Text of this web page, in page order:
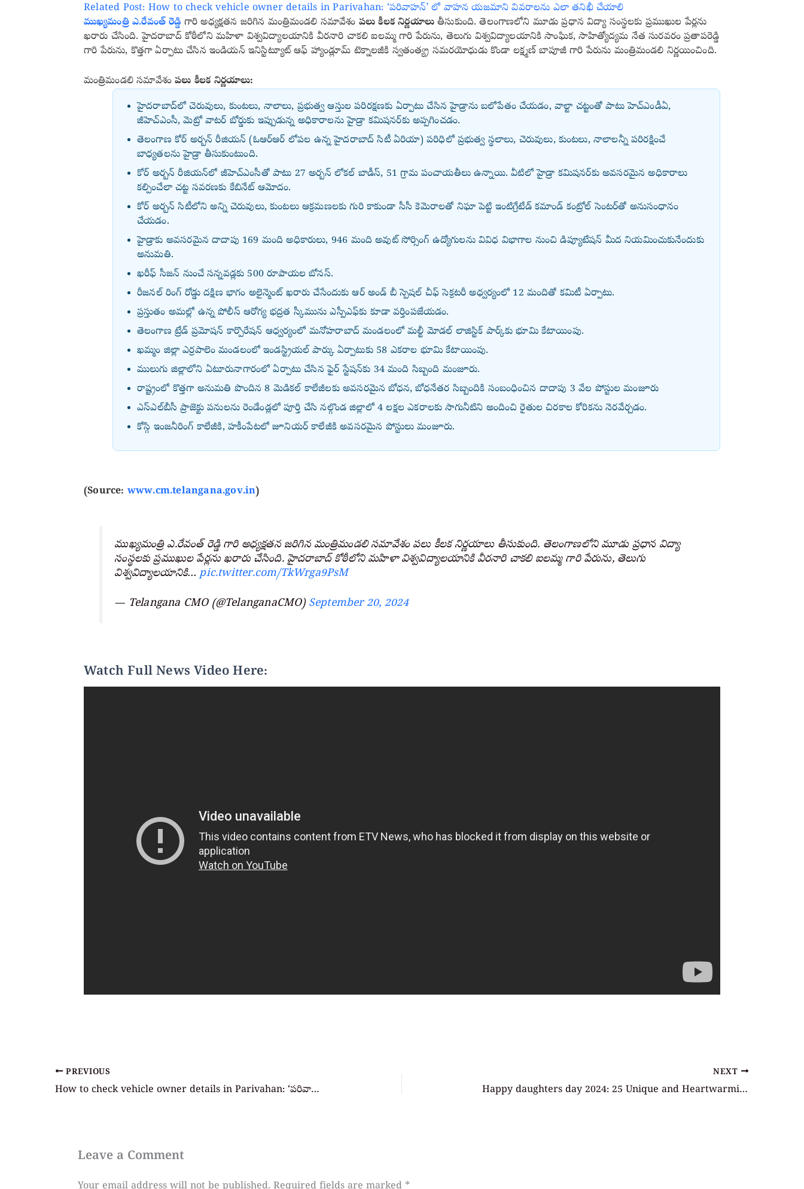
Related Post: How to check vehicle owner details in Parivahan: ‘పరివాహన్’ లో వాహన యజమాని వివరాలను ఎలా తనిఖీ చేయాలి
ముఖ్యమంత్రి ఎ.రేవంత్ రెడ్డి గారి అధ్యక్షతన జరిగిన మంత్రిమండలి సమావేశం పలు కీలక నిర్ణయాలుతీసుకుంది. తెలంగాణలోని మూడు ప్రధాన విద్యా సంస్థలకు ప్రముఖుల పేర్లను
ఖరారు చేసింది. హైదరాబాద్ కోఠీలోని మహిళా విశ్వవిద్యాలయానికి వీరనారి చాకలి ఐలమ్మ గారి పేరును, తెలుగు విశ్వవిద్యాలయానికి సాంఘిక, సాహిత్యోద్యమ నేత సురవరం ప్రతాపరెడ్డి
గారి పేరును, కొత్తగా ఏర్పాటు చేసిన ఇండియన్ ఇనిస్టిట్యూట్ ఆఫ్ హ్యాండ్లూమ్ టెక్నాలజీకి స్వతంత్య్ర సమరయోధుడు కొండా లక్ష్మణ్ బాపూజీ గారి పేరును మంత్రిమండలి నిర్ణయించింది.
మంత్రిమండలి సమావేశంపలు కీలక నిర్ణయాలు:
హైదరాబాద్‌లో చెరువులు, కుంటలు, నాలాలు, ప్రభుత్వ ఆస్తుల పరిరక్షణకు ఏర్పాటు చేసిన హైడ్రాను బలోపేతం చేయడం, వాల్టా చట్టంతో పాటు హెచ్ఎండీఏ,
జీహెచ్ఎంసీ, మెట్రో వాటర్ బోర్డుకు ఇప్పుడున్న అధికారాలను హైడ్రా కమిషనర్‌కు అప్పగించడం.
తెలంగాణ కోర్ అర్బన్ రీజియన్ (ఓఆర్ఆర్ లోపల ఉన్న హైదరాబాద్ సిటీ ఏరియా) పరిధిలో ప్రభుత్వ స్థలాలు, చెరువులు, కుంటలు, నాలాలన్నీ పరిరక్షించే
బాధ్యతలను హైడ్రా తీసుకుంటుంది.
కోర్ అర్బన్ రీజియన్‌లో జీహెచ్ఎంసీతో పాటు 27 అర్బన్ లోకల్ బాడీస్, 51 గ్రామ పంచాయతీలు ఉన్నాయి. వీటిలో హైడ్రా కమిషనర్‌కు అవసరమైన అధికారాలు
కల్పించేలా చట్ట సవరణకు కేబినేట్ ఆమోదం.
కోర్ అర్బన్ సిటీలోని అన్ని చెరువులు, కుంటలు ఆక్రమణలకు గురి కాకుండా సీసీ కెమెరాలతో నిఘా పెట్టి ఇంటిగ్రేటేడ్ కమాండ్ కంట్రోల్ సెంటర్‌తో అనుసంధానం
చేయడం.
హైడ్రాకు అవసరమైన దాదాపు 169 మంది అధికారులు, 946 మంది అవుట్ సోర్సింగ్ ఉద్యోగులను వివిధ విభాగాల నుంచి డిప్యూటేషన్ మీద నియమించుకునేందుకు
అనుమతి.
ఖరీఫ్ సీజన్ నుంచే సన్నవడ్లకు 500 రూపాయల బోనస్.
రీజనల్ రింగ్ రోడ్డు దక్షిణ భాగం అలైన్మెంట్ ఖరారు చేసేందుకు ఆర్ అండ్ బీ స్పెషల్ చీఫ్ సెక్రటరీ అధ్వర్యంలో 12 మందితో కమిటీ ఏర్పాటు.
ప్రస్తుతం అమల్లో ఉన్న పోలీస్ ఆరోగ్య భద్రత స్కీమును ఎస్పీఎఫ్‌కు కూడా వర్తింపజేయడం.
తెలంగాణ ట్రేడ్ ప్రమోషన్ కార్పొరేషన్ ఆధ్వర్యంలో మనోహరాబాద్ మండలంలో మల్టీ మోడల్ లాజిస్టిక్ పార్క్‌కు భూమి కేటాయింపు.
ఖమ్మం జిల్లా ఎర్రపాలెం మండలంలో ఇండస్ట్రియల్ పార్కు ఏర్పాటుకు 58 ఎకరాల భూమి కేటాయింపు.
ములుగు జిల్లాలోని ఏటూరునాగారంలో ఏర్పాటు చేసిన ఫైర్ స్టేషన్‌కు 34 మంది సిబ్బంది మంజూరు.
రాష్ట్రంలో కొత్తగా అనుమతి పొందిన 8 మెడికల్ కాలేజీలకు అవసరమైన బోధన, బోధనేతర సిబ్బందికి సంబంధించిన దాదాపు 3 వేల పోస్టుల మంజూరు
ఎస్‌ఎల్‌బీసీ ప్రాజెక్టు పనులను రెండేండ్లలో పూర్తి చేసి నల్గొండ జిల్లాలో 4 లక్షల ఎకరాలకు సాగునీటిని అందించి రైతుల చిరకాల కోరికను నెరవేర్చడం.
కోస్గి ఇంజనీరింగ్ కాలేజీకి, హకీంపేటలో జూనియర్ కాలేజీకి అవసరమైన పోస్టులు మంజూరు.
(Source: www.cm.telangana.gov.in)
ముఖ్యమంత్రి ఎ.రేవంత్ రెడ్డి గారి అధ్యక్షతన జరిగిన మంత్రిమండలి సమావేశం పలు కీలక నిర్ణయాలు తీసుకుంది. తెలంగాణలోని మూడు ప్రధాన విద్యా
సంస్థలకు ప్రముఖుల పేర్లను ఖరారు చేసింది. హైదరాబాద్ కోఠీలోని మహిళా విశ్వవిద్యాలయానికి వీరనారి చాకలి ఐలమ్మ గారి పేరును, తెలుగు
విశ్వవిద్యాలయానికి…pic.twitter.com/TkWrga9PsM
— Telangana CMO (@TelanganaCMO) September 20, 2024
Watch Full News Video Here:
PREVIOUS
How to check vehicle owner details in Parivahan: ‘పరివాహన్’ లో వాహన యజమాని వివరాలను ఎలా తనిఖీ చేయాలి
NEXT
Happy daughters day 2024: 25 Unique and Heartwarming Daughters Day 2024 Wishes in English and Telugu
Leave a Comment